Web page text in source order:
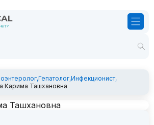
,Гепатолог,Инфекционист,
Карима Ташхановна